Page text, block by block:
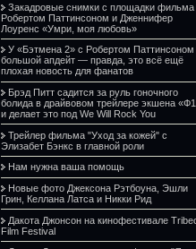
Закадровые снимки с площадки фильма
Робертом Паттинсоном и Дженнифер
Лоуренс «Умри, моя любовь»
У «Бэтмена 2» с Робертом Паттинсоном
большой апдейт — правда, это всё ещё
плохая новость для фанатов
Брэд Питт садится за руль гоночного
болида в драйвовом трейлере экшена
и делает это под We Will Rock You
Трейлер фильма "Уход за кожей" с
Элизабет Бэнкс в главной роли
Нам нужна ваша помощь
Новые фото Джексона Рэтбоуна, Эшли
Грин, Келлана Латса и Никки Рид
Дакота Джонсон на кинофестивале
Film Festival